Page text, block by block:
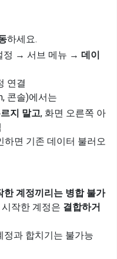
하세요.
정 → 서브 메뉴 → 데이
연결
콘솔)에서는
지 말고, 화면 오른쪽 아
하면 기존 데이터 불러오
한 계정끼리는 병합 불가
작한 계정은 결합하거
정과 합치기는 불가능